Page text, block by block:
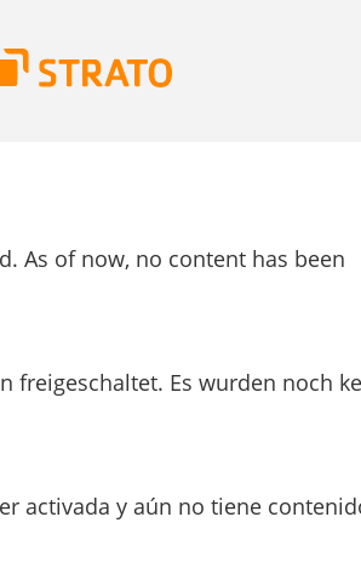
As of now, no content has been
freigeschaltet. Es wurden noch
activada y aún no tiene